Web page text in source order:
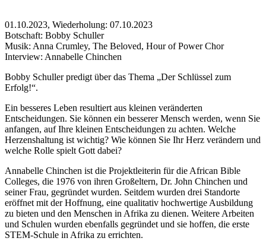
01.10.2023, Wiederholung: 07.10.2023
Botschaft: Bobby Schuller
Musik: Anna Crumley, The Beloved, Hour of Power Chor
Interview: Annabelle Chinchen
Bobby Schuller predigt über das Thema „Der Schlüssel zum
Erfolg!“.
Ein besseres Leben resultiert aus kleinen veränderten
Entscheidungen. Sie können ein besserer Mensch werden, wenn Sie
anfangen, auf Ihre kleinen Entscheidungen zu achten. Welche
Herzenshaltung ist wichtig? Wie können Sie Ihr Herz verändern und
welche Rolle spielt Gott dabei?
Annabelle Chinchen ist die Projektleiterin für die African Bible
Colleges, die 1976 von ihren Großeltern, Dr. John Chinchen und
seiner Frau, gegründet wurden. Seitdem wurden drei Standorte
eröffnet mit der Hoffnung, eine qualitativ hochwertige Ausbildung
zu bieten und den Menschen in Afrika zu dienen. Weitere Arbeiten
und Schulen wurden ebenfalls gegründet und sie hoffen, die erste
STEM-Schule in Afrika zu errichten.